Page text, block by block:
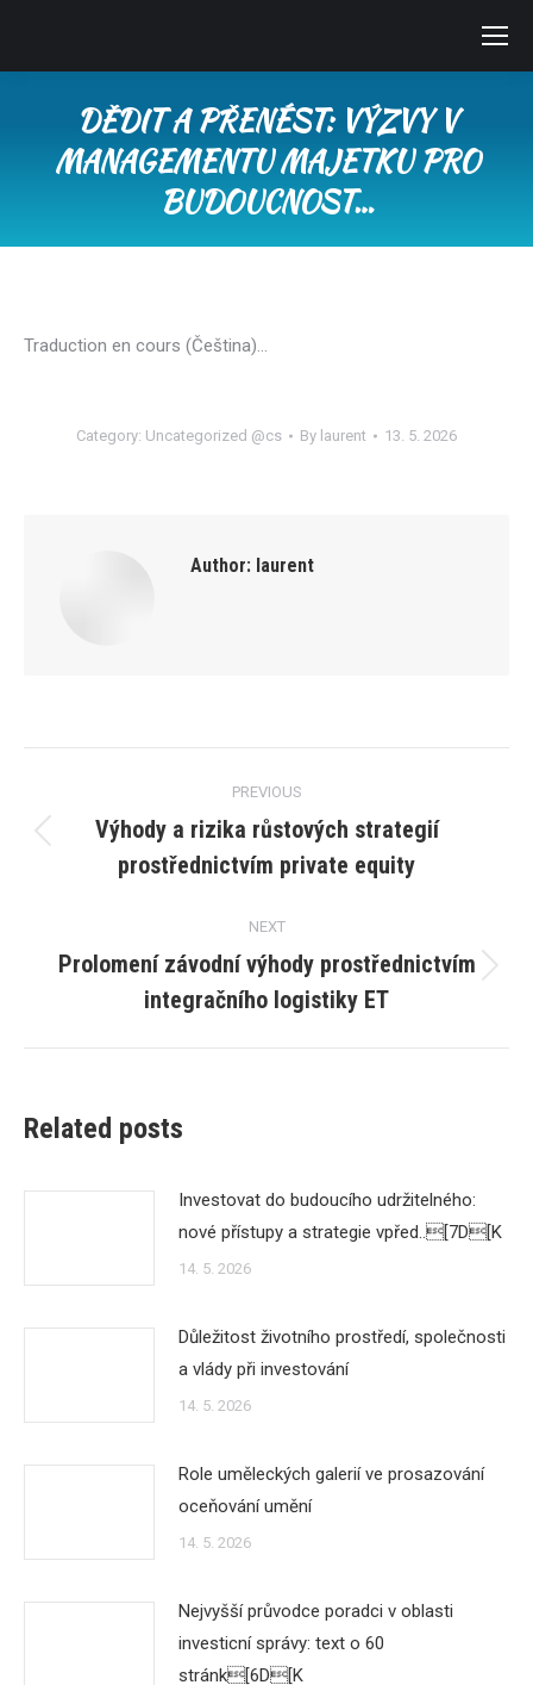
DĚDIT A PŘENÉST: VÝZVY V
MANAGEMENTU MAJETKU PRO
BUDOUCNOST…
Traduction en cours (Čeština)…
Category: Uncategorized @cs By laurent 13. 5. 2026
Author: laurent
navigation
PREVIOUS
Previous
post:
Výhody a rizika růstových strategií
prostřednictvím private equity
NEXT
post:
Prolomení závodní výhody prostřednictvím
integračního logistiky ET
Related posts
Investovat do budoucího udržitelného:
nové přístupy a strategie vpřed..[7D[K
14. 5. 2026
Důležitost životního prostředí, společnosti
a vlády při investování
14. 5. 2026
Role uměleckých galerií ve prosazování
oceňování umění
14. 5. 2026
Nejvyšší průvodce poradci v oblasti
investicní správy: text o 60
stránk[6D[K